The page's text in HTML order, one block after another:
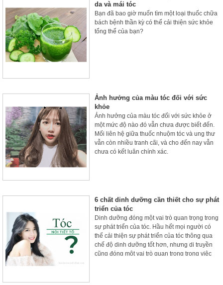
da và mái tóc
Bạn đã bao giờ muốn tìm một loại thuốc chữa
bách bệnh thần kỳ có thể cải thiện sức khỏe
tổng thể của bạn?
Ảnh hưởng của màu tóc đối với sức
khỏe
Ảnh hưởng của màu tóc đối với sức khỏe ở
một mức độ nào đó vẫn chưa được biết đến.
Mối liên hệ giữa thuốc nhuộm tóc và ung thư
vẫn còn nhiều tranh cãi, và cho đến nay vẫn
chưa có kết luận chính xác.
6 chất dinh dưỡng cần thiết cho sự phát
triển của tóc
Dinh dưỡng đóng một vai trò quan trọng trong
sự phát triển của tóc. Hầu hết mọi người có
thể cải thiện sự phát triển của tóc thông qua
chế độ dinh dưỡng tốt hơn, nhưng di truyền
cũng đóng một vai trò quan trọng trong việc